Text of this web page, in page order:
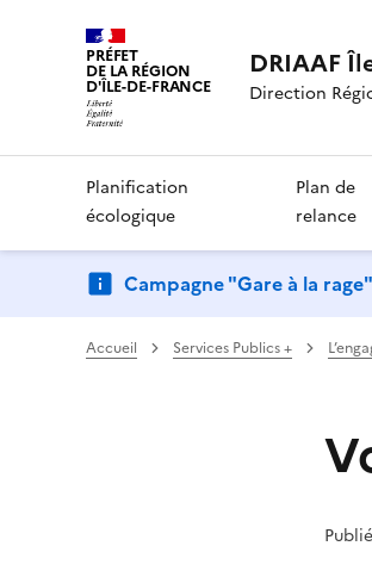
PRÉFET
DE LA RÉGION
D'ÎLE-DE-FRANCE
DRIAAF
Direction
Planification
écologique
Plan de
relance
Campagne "Gare à la rage"
Accueil Services Publics +